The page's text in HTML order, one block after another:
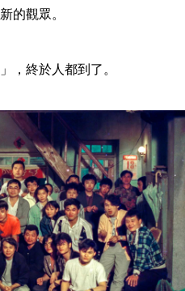
的觀眾。
，終於人都到了。